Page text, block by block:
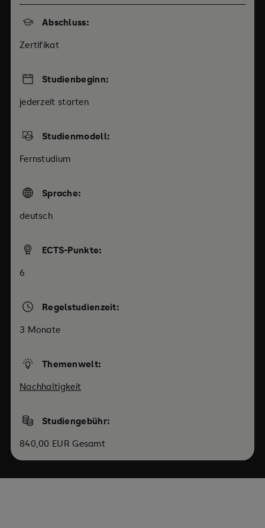
Abschluss:
Zertifikat
Studienbeginn:
jederzeit starten
Studienmodell:
Fernstudium
Sprache:
deutsch
ECTS-Punkte:
6
Regelstudienzeit:
3 Monate
Themenwelt:
Nachhaltigkeit
Studiengebühr:
840,00 EUR Gesamt